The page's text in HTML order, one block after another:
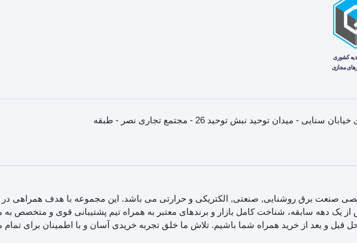
استان خراسان رضوری - مشهد - انتهای خیابان سنایی - میدان توحید نبش توحید 26 - مجتمع تجاری نصر - طبقه
صنعت برق روشنایی, صنعتی, الکتریکی و حرارتی می باشد. این مجموعه با هدف همراهی
یک دهه سابقه، شناخت کامل بازار و برندهای معتبر به همراه تیم پشتیبانی قوی و متخصص به
قبل و بعد از خرید همراه شما باشیم. تلاش ما خلق تجربه خریدی آسان و با اطمینان برای تمام